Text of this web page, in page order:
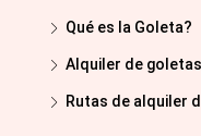
Qué es la Goleta?
Alquiler de
Rutas de alquiler